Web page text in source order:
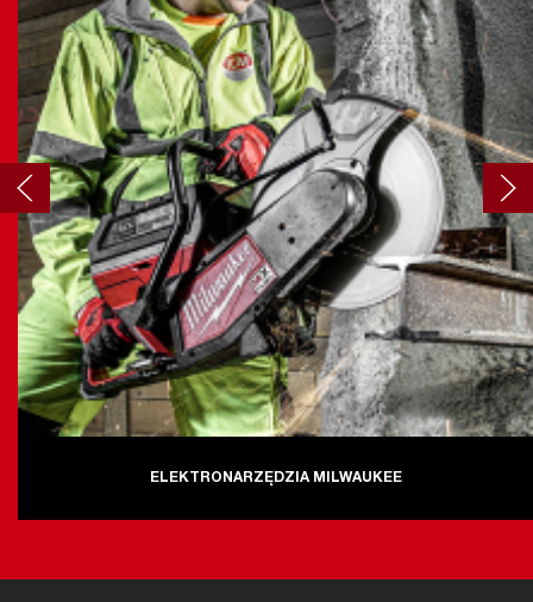
ELEKTRONARZĘDZIA MILWAUKEE